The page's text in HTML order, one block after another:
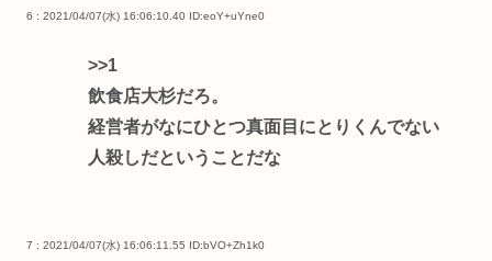
6 : 2021/04/07(水) 16:06:10.40 ID:eoY+uYne0
>>1
飲食店大杉だろ。
経営者がなにひとつ真面目にとりくんでない
人殺しだということだな
7 : 2021/04/07(水) 16:06:11.55 ID:bVO+Zh1k0